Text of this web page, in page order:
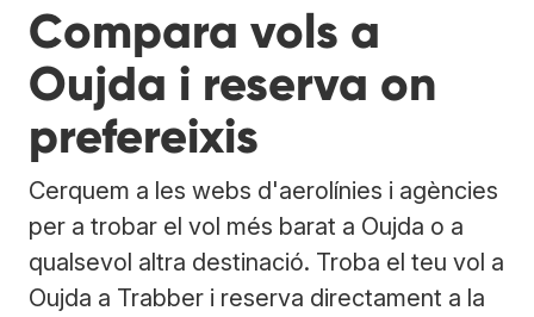
Compara vols a
Oujda i reserva on
prefereixis
Cerquem a les webs d'aerolínies i agències
per a trobar el vol més barat a Oujda o a
qualsevol altra destinació. Troba el teu vol a
Oujda a Trabber i reserva directament a la